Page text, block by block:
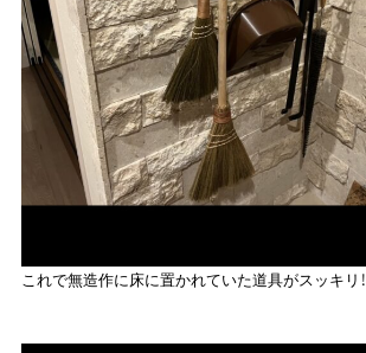
これで無造作に床に置かれていた道具がスッキリ！